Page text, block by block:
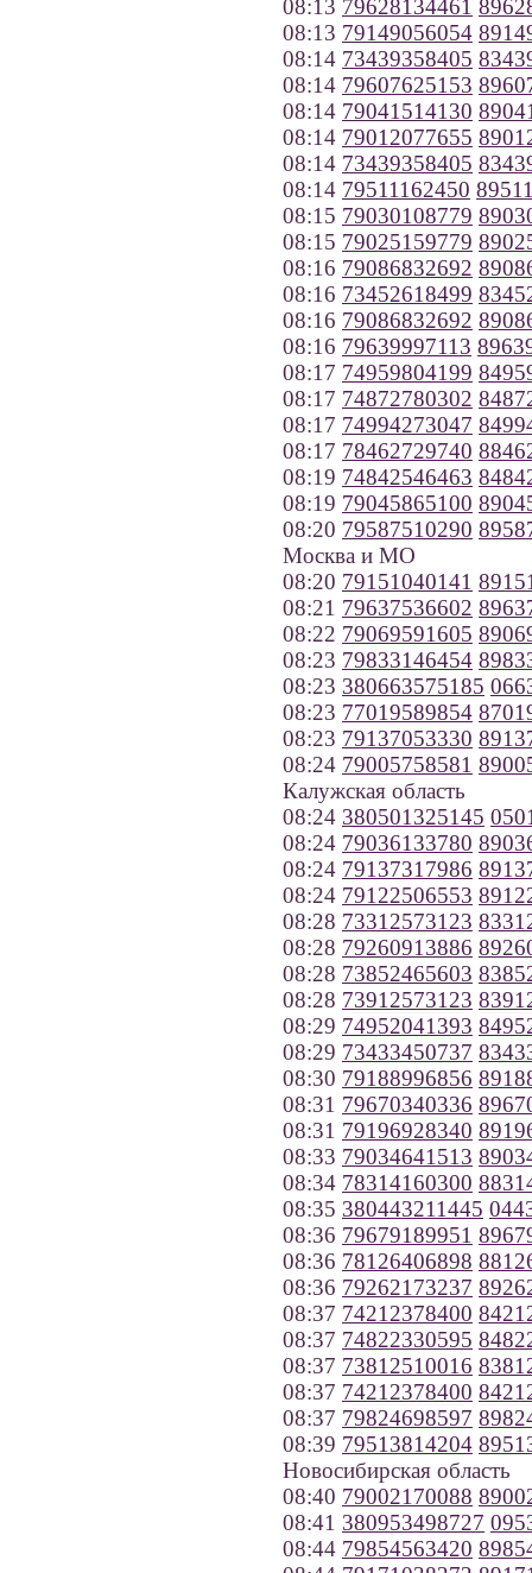
08:13 79628134461
08:13 79149056054
08:14 73439358405
08:14 79607625153
08:14 79041514130
08:14 79012077655
08:14 73439358405
08:14 79511162450
08:15 79030108779
08:15 79025159779
08:16 79086832692
08:16 73452618499
08:16 79086832692
08:16 79639997113
08:17 74959804199
08:17 74872780302
08:17 74994273047
08:17 78462729740
08:19 74842546463
08:19 79045865100
08:20 79587510290
Москва и МО
08:20 79151040141
08:21 79637536602
08:22 79069591605
08:23 79833146454
08:23 380663575185
08:23 77019589854
08:23 79137053330
08:24 79005758581
Калужская область
08:24 380501325145
08:24 79036133780
08:24 79137317986
08:24 79122506553
08:28 73312573123
08:28 79260913886
08:28 73852465603
08:28 73912573123
08:29 74952041393
08:29 73433450737
08:30 79188996856
08:31 79670340336
08:31 79196928340
08:33 79034641513
08:34 78314160300
08:35 380443211445
08:36 79679189951
08:36 78126406898
08:36 79262173237
08:37 74212378400
08:37 74822330595
08:37 73812510016
08:37 74212378400
08:37 79824698597
08:39 79513814204
Новосибирская область
08:40 79002170088
08:41 380953498727
08:44 79854563420